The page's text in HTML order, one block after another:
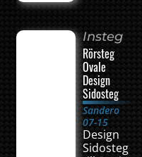
Insteg
Rörsteg
Ovale
Design
Sidosteg
Sandero
07-15
Design
Sidosteg